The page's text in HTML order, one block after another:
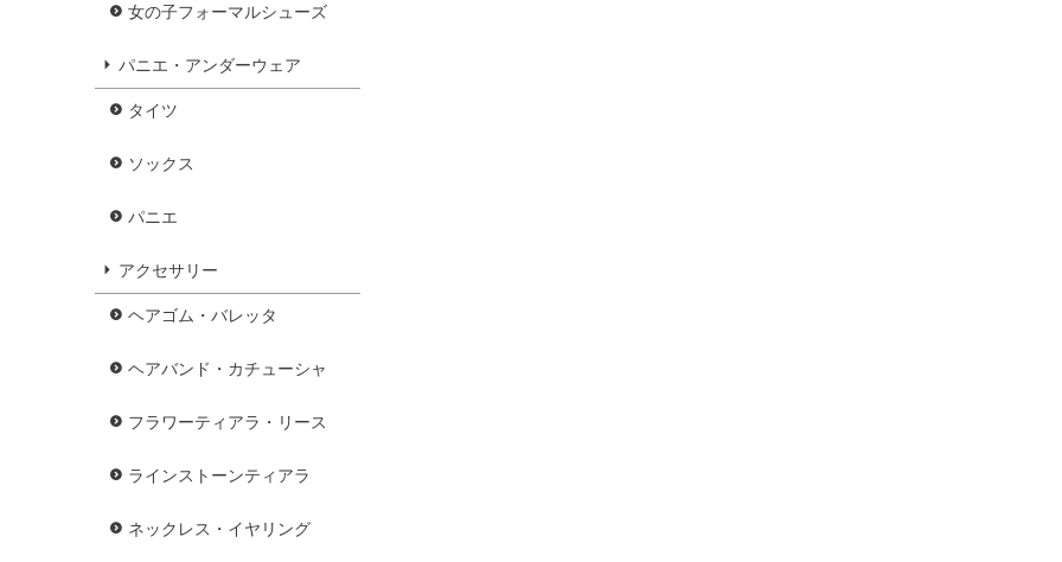
女の子フォーマルシューズ
パニエ・アンダーウェア
タイツ
ソックス
パニエ
アクセサリー
ヘアゴム・バレッタ
ヘアバンド・カチューシャ
フラワーティアラ・リース
ラインストーンティアラ
ネックレス・イヤリング